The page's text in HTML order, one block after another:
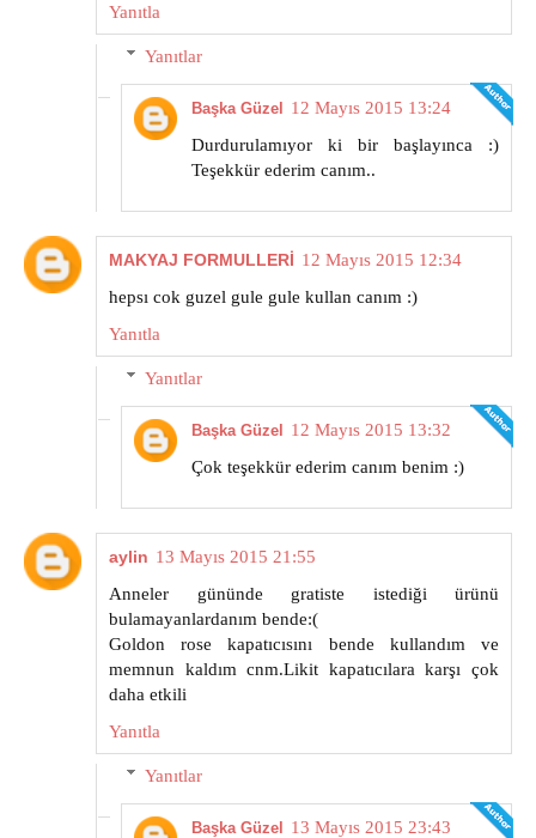
Yanıtla
Yanıtlar
Başka Güzel
12 Mayıs 2015 13:24
Durdurulamıyor ki bir başlayınca :)
Teşekkür ederim canım..
MAKYAJ FORMULLERİ 12 Mayıs 2015 12:34
hepsı cok guzel gule gule kullan canım :)
Yanıtla
Yanıtlar
Başka Güzel
12 Mayıs 2015 13:32
Çok teşekkür ederim canım benim :)
aylin 13 Mayıs 2015 21:55
Anneler gününde gratiste istediği ürünü
bulamayanlardanım bende:(
Goldon rose kapatıcısını bende kullandım ve
memnun kaldım cnm.Likit kapatıcılara karşı çok
daha etkili
Yanıtla
Yanıtlar
Başka Güzel
13 Mayıs 2015 23:43